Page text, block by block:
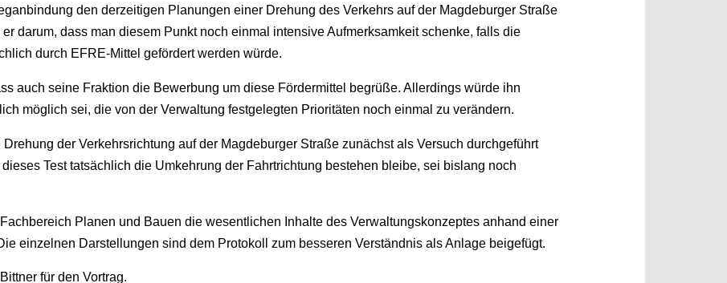
den derzeitigen Planungen einer Drehung des Verkehrs auf der Magdeburger Straße
darum, dass man diesem Punkt noch einmal intensive Aufmerksamkeit schenke, falls die
durch EFRE-Mittel gefördert werden würde.
auch seine Fraktion die Bewerbung um diese Fördermittel begrüße. Allerdings würde ihn
möglich sei, die von der Verwaltung festgelegten Prioritäten noch einmal zu verändern.
der Verkehrsrichtung auf der Magdeburger Straße zunächst als Versuch durchgeführt
Test tatsächlich die Umkehrung der Fahrtrichtung bestehen bleibe, sei bislang noch
Planen und Bauen die wesentlichen Inhalte des Verwaltungskonzeptes anhand einer
einzelnen Darstellungen sind dem Protokoll zum besseren Verständnis als Anlage beigefügt.
für den Vortrag.